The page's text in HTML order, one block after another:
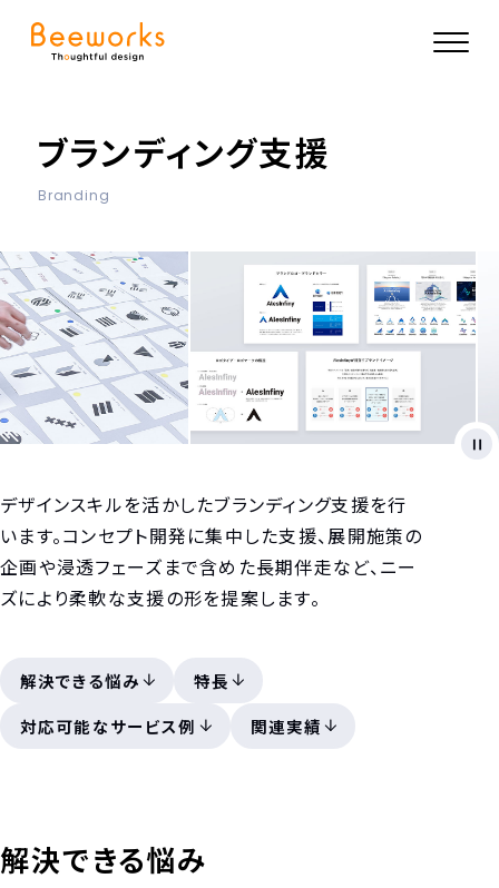
ブランディング支援
Branding
デザインスキルを活かしたブランディング支援を行
います。コンセプト開発に集中した支援、展開施策の
企画や浸透フェーズまで含めた長期伴走など、ニー
ズにより柔軟な支援の形を提案します。
解決できる悩み
特長
対応可能なサービス例
関連実績
解決できる悩み